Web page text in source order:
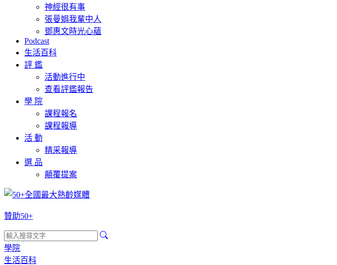
神經很有事
張曼娟我輩中人
鄧惠文時光心蘊
Podcast
生活百科
評 鑑
活動進行中
查看評鑑報告
學 院
課程報名
課程報導
活 動
精采報導
選 品
顛覆提案
贊助50+
學院
生活百科